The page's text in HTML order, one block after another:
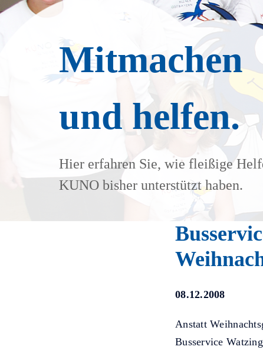
Mitmachen
und helfen.
Hier erfahren Sie, wie fleißige
KUNO bisher unterstützt haben.
08.12.2008
Anstatt
Busservice